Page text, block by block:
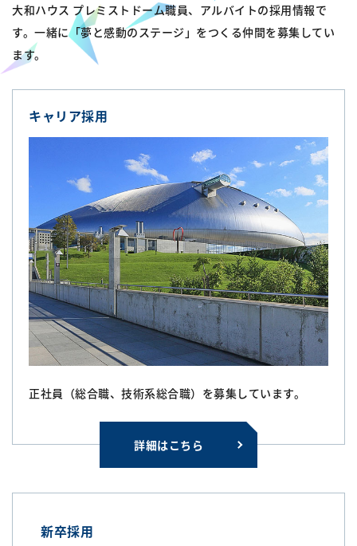
大和ハウス プレミストドーム職員、アルバイトの採用情報で
す。一緒に「夢と感動のステージ」をつくる仲間を募集してい
ます。
キャリア採用
正社員（総合職、技術系総合職）を募集しています。
詳細はこちら
新卒採用